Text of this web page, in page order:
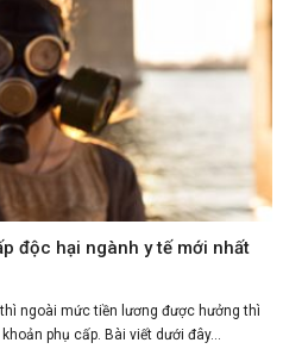
độc hại ngành y tế mới nhất
ngoài mức tiền lương được hưởng thì
phụ cấp. Bài viết dưới đây...